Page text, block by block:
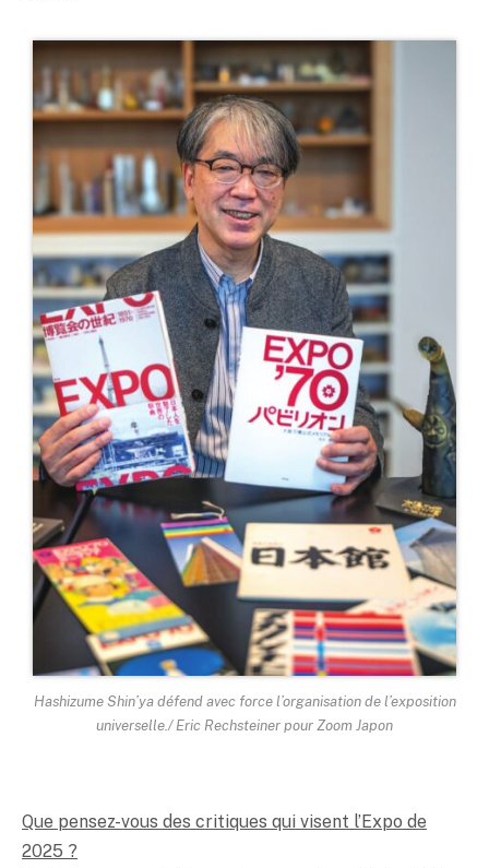
Hashizume Shin’ya défend avec force l’organisation de l’exposition
universelle./ Eric Rechsteiner pour Zoom Japon
Que pensez-vous des critiques qui visent l’Expo de
2025 ?